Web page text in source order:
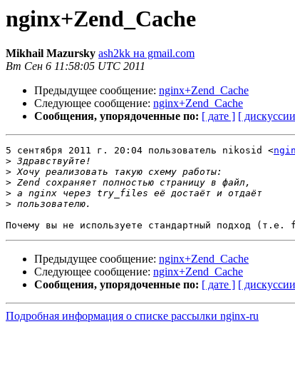
nginx+Zend_Cache
Mikhail Mazursky ash2kk на gmail.com
Вт Сен 6 11:58:05 UTC 2011
Предыдущее сообщение: nginx+Zend_Cache
Следующее сообщение: nginx+Zend_Cache
Сообщения, упорядоченные по: [ дате ] [
5 сентября 2011 г. 20:04 пользователь nikosid <
>
>
>
>
>
Предыдущее сообщение: nginx+Zend_Cache
Следующее сообщение: nginx+Zend_Cache
Сообщения, упорядоченные по: [ дате ] [
Подробная информация о списке рассылки nginx-ru